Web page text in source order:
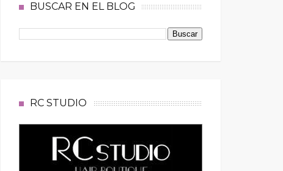
BUSCAR EN EL BLOG
RC STUDIO